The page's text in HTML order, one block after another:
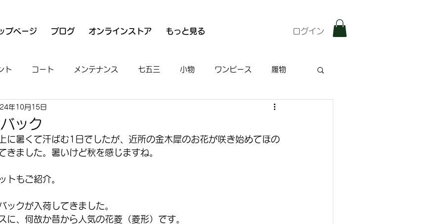
プページ ブログ オンラインストア もっと見る ログイン
ト コート メンテナンス 七五三 小物 ワンピース 履物
魚河岸シャツ 特集記事
ック
年10月15日
に暑くて汗ばむ1日でしたが、近所の金木犀のお花が咲き始めてほの
きました。暑いけど秋を感じますね。
トもご紹介。
ックが入荷してきました。
に、何故か昔から人気の花菱（菱形）です。